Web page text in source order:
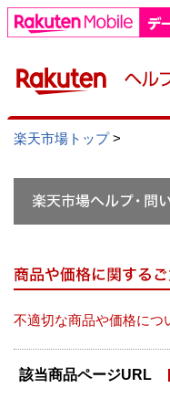
楽天市場トップ>
不適切な商品や価格につ
該当商品ページURL